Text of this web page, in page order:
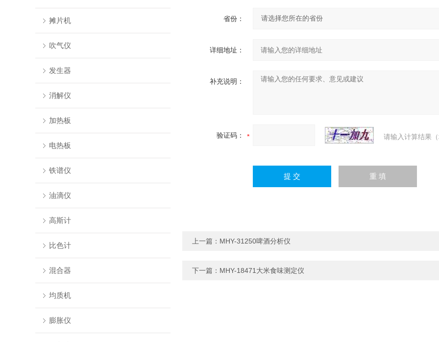
摊片机
吹气仪
发生器
消解仪
加热板
电热板
铁谱仪
油滴仪
高斯计
比色计
混合器
均质机
膨胀仪
省份：
详细地址：
补充说明：
验证码： 请输入计算结果
上一篇： MHY-31250啤酒分析仪
下一篇： MHY-18471大米食味测定仪